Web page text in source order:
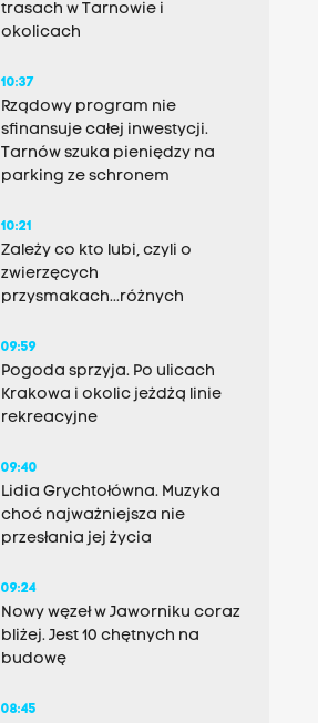
trasach w Tarnowie i
okolicach
10:37
Rządowy program nie
sfinansuje całej inwestycji.
Tarnów szuka pieniędzy na
parking ze schronem
10:21
Zależy co kto lubi, czyli o
zwierzęcych
przysmakach...różnych
09:59
Pogoda sprzyja. Po ulicach
Krakowa i okolic jeżdżą linie
rekreacyjne
09:40
Lidia Grychtołówna. Muzyka
choć najważniejsza nie
przesłania jej życia
09:24
Nowy węzeł w Jaworniku coraz
bliżej. Jest 10 chętnych na
budowę
08:45